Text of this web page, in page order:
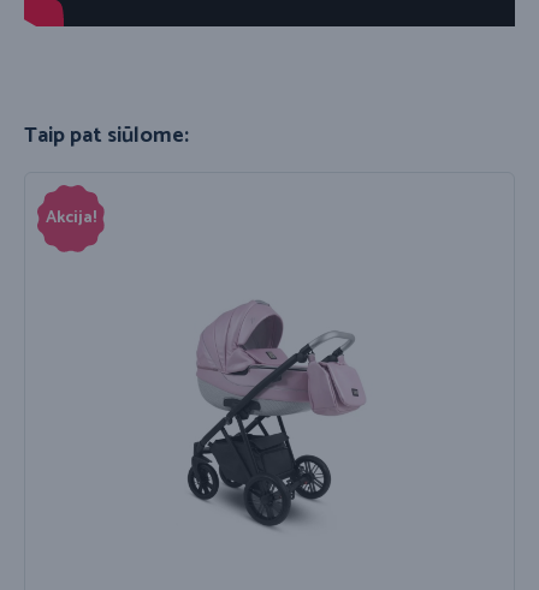
Taip pat siūlome:
Akcija!